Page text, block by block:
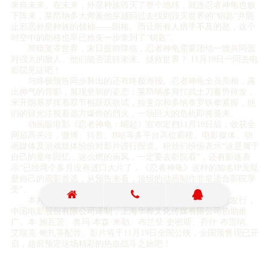
来自未来。在未来，外星种族毁灭了整个地球，就连忍者神龟也败
下阵来，莱昂纳多大师派他穿越回过去找到毁灭世界的“钥匙”并阻
止邪恶外星种族的领袖——朗格。而让所有人措手不及的是，这个
时空中的朗格也早已抢先一步拿到了“钥匙”。
黑暗笼罩世界，末日提前降临，忍者神龟需要团结一致共同面
对强大的敌人。他们能否逆转未来、拯救世界？ 11月19日一同去电
影院见证吧！
与终极预告同步释出的还有终极海报。忍者神龟全员亮相，露
出帅气的背影，展现坚韧的姿态：莱昂纳多肩扛武士刀蓄势待发，
米开朗基罗挥着双节棍跃跃欲试，拉斐尔和多纳泰罗铁拳紧握，他
们的目光注视着远方爆炸的烈火，一场巨大的危机即将袭来。
动画版电影《忍者神龟：崛起》宣布定档11月19日后，收获全
网超高关注，微博、抖音、B站等多平台高位霸榜。电影媒体、动
画媒体及游戏媒体纷纷对影片进行报道。粉丝们纷纷表示“这是属于
自己的童年回忆，这么燃的画风，一定要去影院看”，还有影迷表
示“已经两个多月没有进口大片了，《忍者神龟》这样的知名IP无疑
是自己的观影首选，从预告来看，顶级的动画制作非常适合影院享
受”。
本片由中国电影集团公司进口，中国电影股份有限公司发行，
中国电影股份有限公司译制，上海华桦文化传媒有限公司协助推
广。本·施瓦茨、奥玛·本森·米勒、布兰登·史密斯、乔什·布雷纳、
艾瑞克·鲍扎等配音。影片将于11月19日全国公映，全国预售现已开
启，超前预定这场精彩的热血战斗之旅吧！